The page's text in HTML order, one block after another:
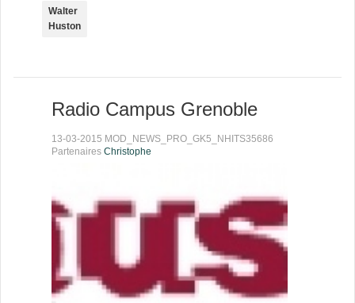
Walter
Huston
Radio Campus Grenoble
13-03-2015 MOD_NEWS_PRO_GK5_NHITS35686
Partenaires Christophe